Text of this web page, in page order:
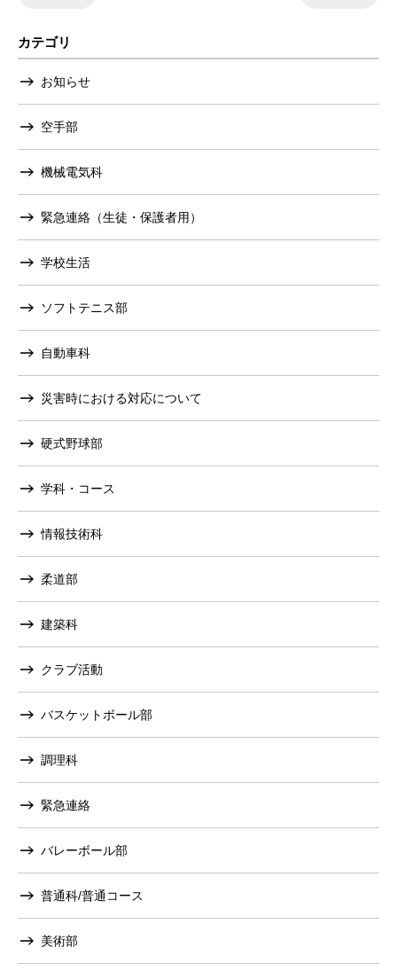
カテゴリ
お知らせ
空手部
機械電気科
緊急連絡（生徒・保護者用）
学校生活
ソフトテニス部
自動車科
災害時における対応について
硬式野球部
学科・コース
情報技術科
柔道部
建築科
クラブ活動
バスケットボール部
調理科
緊急連絡
バレーボール部
普通科/普通コース
美術部